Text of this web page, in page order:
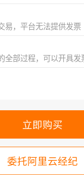
易，平台无法提供发票
全部过程，可以开具发
委托阿里云经纪